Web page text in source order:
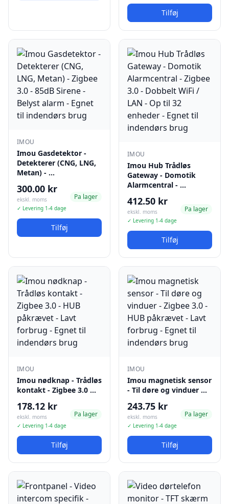
Tilføj
IMOU
Imou Gasdetektor -
Detekterer (CNG, LNG,
Metan) - …
300.00 kr
ekskl. moms
✓ Levering 1-4 dage
Pa lager
Tilføj
IMOU
Imou Hub Trådløs
Gateway - Domotik
Alarmcentral - …
412.50 kr
ekskl. moms
✓ Levering 1-4 dage
Pa lager
Tilføj
IMOU
Imou nødknap - Trådløs
kontakt - Zigbee 3.0 …
178.12 kr
ekskl. moms
✓ Levering 1-4 dage
Pa lager
Tilføj
IMOU
Imou magnetisk sensor
- Til døre og vinduer …
243.75 kr
ekskl. moms
✓ Levering 1-4 dage
Pa lager
Tilføj